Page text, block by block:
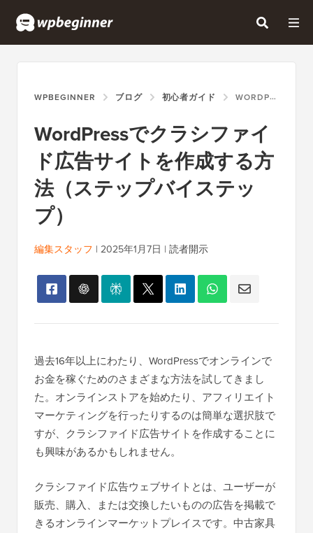
WPBEGINNER ブログ 初心者ガイド WORDPRESSでクラシファイド広告サイトを作成する方法（ステップバイステップ）
WordPressでクラシファイ
ド広告サイトを作成する方
法（ステップバイステッ
プ）
編集スタッフ | 2025年1月7日 | 読者開示
過去16年以上にわたり、WordPressでオンラインで
お金を稼ぐためのさまざまな方法を試してきまし
た。オンラインストアを始めたり、アフィリエイト
マーケティングを行ったりするのは簡単な選択肢で
すが、クラシファイド広告サイトを作成することに
も興味があるかもしれません。
クラシファイド広告ウェブサイトとは、ユーザーが
販売、購入、または交換したいものの広告を掲載で
きるオンラインマーケットプレイスです。中古家具